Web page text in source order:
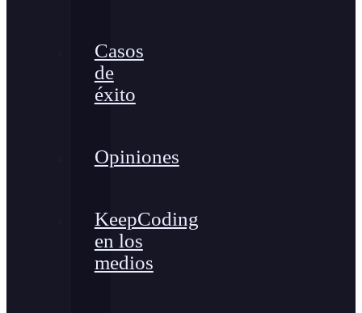
Casos
de
éxito
Opiniones
KeepCoding
en los
medios